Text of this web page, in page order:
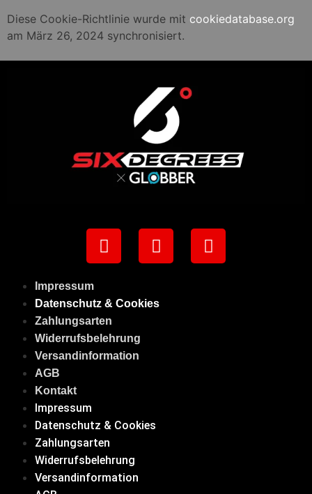
Diese Cookie-Richtlinie wurde mit cookiedatabase.org
am März 26, 2024 synchronisiert.
Impressum
Datenschutz & Cookies
Zahlungsarten
Widerrufsbelehrung
Versandinformation
AGB
Kontakt
Impressum
Datenschutz & Cookies
Zahlungsarten
Widerrufsbelehrung
Versandinformation